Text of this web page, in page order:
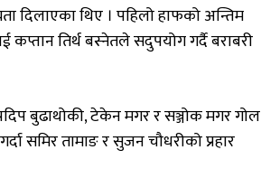
दिलाएकाथिए । पहिलोहाफकोअन्तिम
कप्तानतिर्थबस्नेतलेसदुपयोगगर्दैबराबरी
बुढाथोकी,टेकेनमगररसञ्जोकमगरगोल
गर्दासमिरतामाङरसुजनचौधरीकोप्रहार